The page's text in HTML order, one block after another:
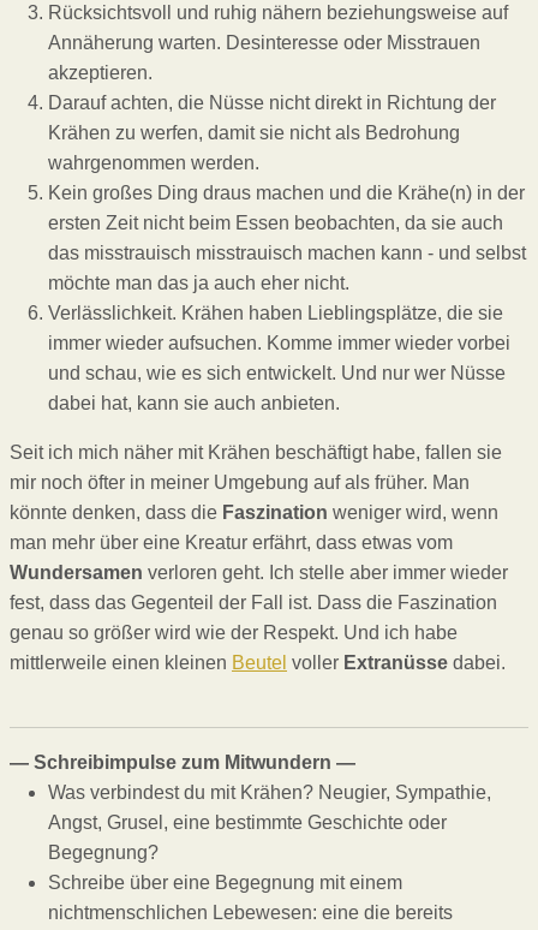
Rücksichtsvoll und ruhig nähern beziehungsweise auf
Annäherung warten. Desinteresse oder Misstrauen
akzeptieren.
Darauf achten, die Nüsse nicht direkt in Richtung der
Krähen zu werfen, damit sie nicht als Bedrohung
wahrgenommen werden.
Kein großes Ding draus machen und die Krähe(n) in der
ersten Zeit nicht beim Essen beobachten, da sie auch
das misstrauisch misstrauisch machen kann - und selbst
möchte man das ja auch eher nicht.
Verlässlichkeit. Krähen haben Lieblingsplätze, die sie
immer wieder aufsuchen. Komme immer wieder vorbei
und schau, wie es sich entwickelt. Und nur wer Nüsse
dabei hat, kann sie auch anbieten.
Seit ich mich näher mit Krähen beschäftigt habe, fallen sie
mir noch öfter in meiner Umgebung auf als früher. Man
könnte denken, dass die Faszination weniger wird, wenn
man mehr über eine Kreatur erfährt, dass etwas vom
Wundersamen verloren geht. Ich stelle aber immer wieder
fest, dass das Gegenteil der Fall ist. Dass die Faszination
genau so größer wird wie der Respekt. Und ich habe
mittlerweile einen kleinen Beutel voller Extranüsse dabei.
— Schreibimpulse zum Mitwundern —
Was verbindest du mit Krähen? Neugier, Sympathie,
Angst, Grusel, eine bestimmte Geschichte oder
Begegnung?
Schreibe über eine Begegnung mit einem
nichtmenschlichen Lebewesen: eine die bereits